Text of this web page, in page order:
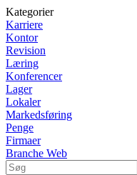
Kategorier
Karriere
Kontor
Revision
Læring
Konferencer
Lager
Lokaler
Markedsføring
Penge
Firmaer
Branche Web